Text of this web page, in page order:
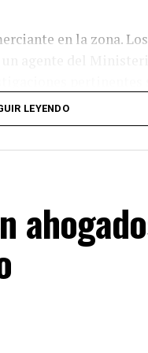
en la zona.
penales por robo
LEYENDO